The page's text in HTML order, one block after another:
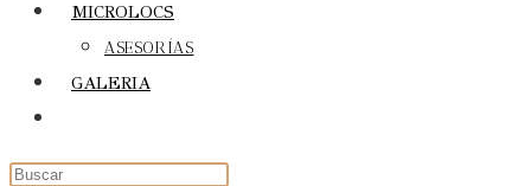
MICROLOCS
ASESORÍAS
GALERIA